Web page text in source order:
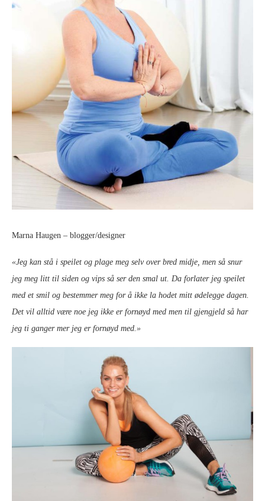
Marna Haugen – blogger/designer
«Jeg kan stå i speilet og plage meg selv over bred midje, men så snur
jeg meg litt til siden og vips så ser den smal ut. Da forlater jeg speilet
med et smil og bestemmer meg for å ikke la hodet mitt ødelegge dagen.
Det vil alltid være noe jeg ikke er fornøyd med men til gjengjeld så har
jeg ti ganger mer jeg er fornøyd med.»